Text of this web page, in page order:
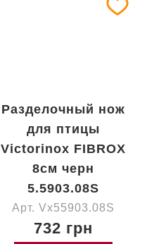
Разделочный нож
для птицы
Victorinox FIBROX
8см черн
5.5903.08S
Арт. Vx55903.08S
732 грн